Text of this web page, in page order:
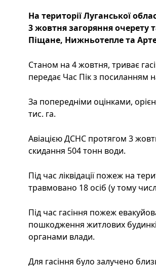
На території Луганської
3 жовтня загоряння очерету
Піщане, Нижньотепле та
Станом на 4 жовтня, триває
передає Час Пік з посиланням
За попередніми оцінками,
тис. га.
Авіацією ДСНС протягом 3
скидання 504 тонн води.
Під час ліквідації пожеж на
травмовано 18 осіб (у тому
Під час гасіння пожеж
пошкодження житлових
органами влади.
Для гасіння було залучено